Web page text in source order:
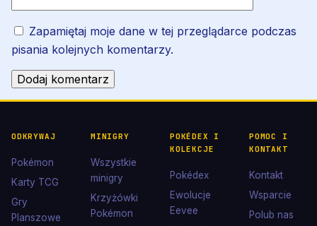
Zapamiętaj moje dane w tej przeglądarce podczas
pisania kolejnych komentarzy.
ODKRYWAJ
Pokémon
Karty TCG
Gry
Planszowe
MINIGRY
Wszystkie
minigry
Krzyżówki
Pokémon
POKÉDEX I
KOLEKCJE
Pokédex
Ewolucje
Eevee
POMOC I
KONTAKT
Kontakt
Wsparcie
Polub nas